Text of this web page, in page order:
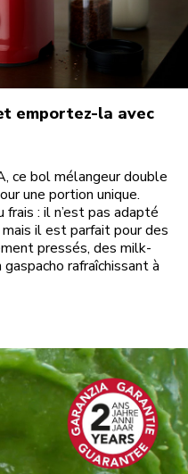
emportez-la avec
ce bol mélangeur double
une portion unique.
: il n’est pas adapté
il est parfait pour des
pressés, des milk-
rafraîchissant à